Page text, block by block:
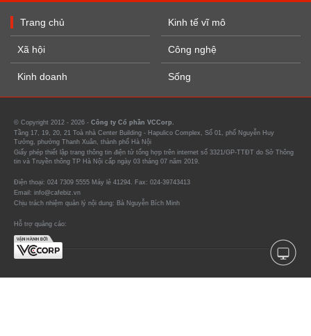
Trang chủ
Xã hội
Kinh doanh
Kinh tế vĩ mô
Công nghệ
Sống
© Copyright 2012 - 2026 - Công ty Cổ phần VCCorp.
Tầng 17, 19, 20, 21 Toà nhà Center Building - Hapulico Complex, Số 01, phố Nguyễn Huy
Tưởng, phường Thanh Xuân, thành phố Hà Nội
Giấy phép thiết lập trang thông tin điện tử tổng hợp trên internet số 3321/GP-TTĐT do Sở Thông
tin và Truyền thông TP Hà Nội cấp ngày 03 tháng 07 năm 2019.
Điện thoại: 024 7309 5555 Máy lẻ 41294. Fax: 024-39743413
Email: info@cafebiz.vn
Chịu trách nhiệm quản lý nội dung: Bà Nguyễn Bích Minh
Hỗ trợ quảng cáo: